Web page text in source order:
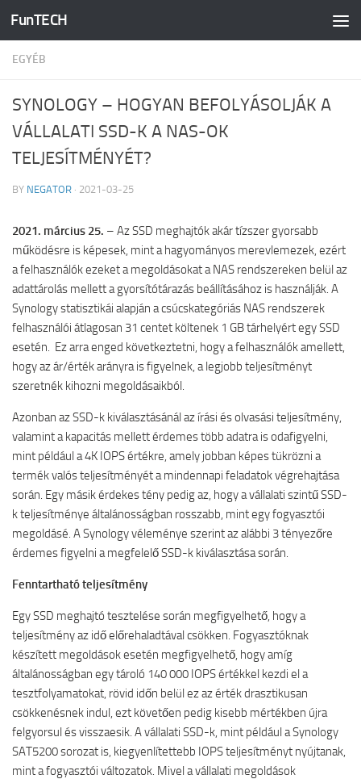
Skip to content
FunTECH
EGYÉB
SYNOLOGY – HOGYAN BEFOLYÁSOLJÁK A
VÁLLALATI SSD-K A NAS-OK
TELJESÍTMÉNYÉT?
BY NEGATOR · 2021-03-25
2021. március 25. – Az SSD meghajtók akár tízszer gyorsabb
működésre is képesek, mint a hagyományos merevlemezek, ezért
a felhasználók ezeket a megoldásokat a NAS rendszereken belül az
adattárolás mellett a gyorsítótárazás beállításához is használják. A
Synology statisztikái alapján a csúcskategóriás NAS rendszerek
felhasználói átlagosan 31 centet költenek 1 GB tárhelyért egy SSD
esetén. Ez arra enged következtetni, hogy a felhasználók amellett,
hogy az ár/érték arányra is figyelnek, a legjobb teljesítményt
szeretnék kihozni megoldásaikból.
Azonban az SSD-k kiválasztásánál az írási és olvasási teljesítmény,
valamint a kapacitás mellett érdemes több adatra is odafigyelni,
mint például a 4K IOPS értékre, amely jobban képes tükrözni a
termék valós teljesítményét a mindennapi feladatok végrehajtása
során. Egy másik érdekes tény pedig az, hogy a vállalati szintű SSD-
k teljesítménye általánosságban rosszabb, mint egy fogyasztói
megoldásé. A Synology véleménye szerint az alábbi 3 tényezőre
érdemes figyelni a megfelelő SSD-k kiválasztása során.
Fenntartható teljesítmény
Egy SSD meghajtó tesztelése során megfigyelhető, hogy a
teljesítmény az idő előrehaladtával csökken. Fogyasztóknak
készített megoldások esetén megfigyelhető, hogy amíg
általánosságban egy tároló 140 000 IOPS értékkel kezdi el a
tesztfolyamatokat, rövid időn belül ez az érték drasztikusan
csökkenésnek indul, ezt követően pedig kisebb mértékben újra
felgyorsul és visszaesik. A vállalati SSD-k, mint például a Synology
SAT5200 sorozat is, kiegyenlítettebb IOPS teljesítményt nyújtanak,
mint a fogyasztói változatok. Mivel a vállalati megoldások